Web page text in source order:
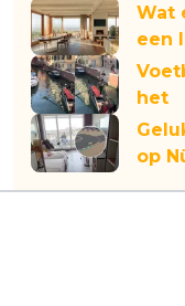
Wat
een
het
op